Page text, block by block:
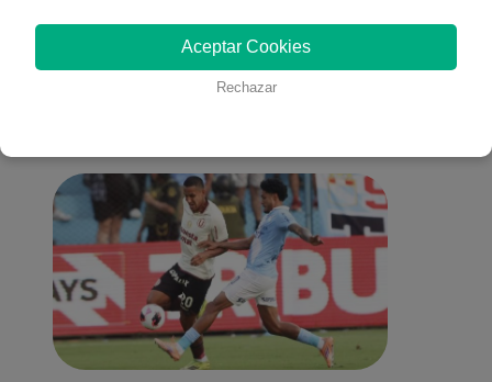
También te puede
interesar
Aceptar Cookies
Rechazar